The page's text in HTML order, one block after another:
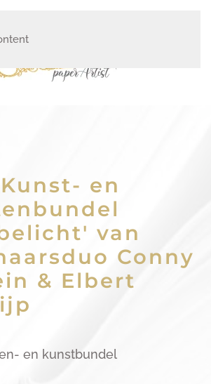
en
van
Conny
& Elbert
en kunstbundel